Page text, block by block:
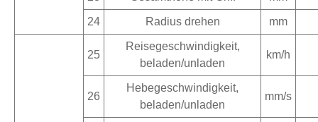
24 Radius drehen mm
25
Reisegeschwindigkeit,
beladen/unladen
km/h
26
Hebegeschwindigkeit,
beladen/unladen
mm/s